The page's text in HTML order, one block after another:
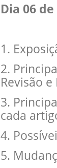
Dia 06
1.
2.
Revisão
3.
cada
4.
5.